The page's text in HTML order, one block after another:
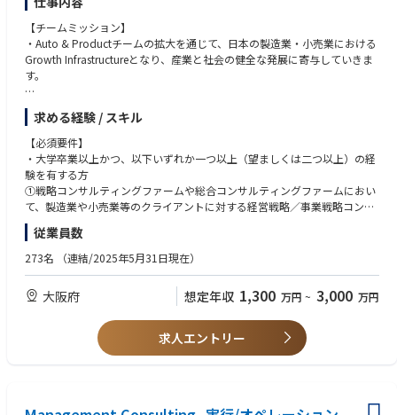
バー）を行う
・その他：リーダシップロールとして、Globe-ingの経営における一定の
役割を担う（入社時～入社後要相談）
【Manager】
･基本的に一つのPJに100%アサインとなり、D/SMupやPJチームメンバー
と連携しながら、現場でのクライアントのカウンターパートとしてPJの推
進や主要成果物の作成を担う
・状況に応じ、提案活動に参加する
コンサルティング案件のご紹介（一例）
・大手素材会社における経営KPI定義と見える化に向けた基幹系刷新
・大手製薬会社におけるデータ駆動型経営に向けた戦略策定/実行支援
・大手美容機器会社における経営KPI定義、経営基盤・基幹系刷新・構築
・自動車部品製造会社におけるデータ駆動型経営の戦略・構想策定及び実
・大手専門商社における利益構造の見える化と経営KPI再設計に向けた基
幹系刷新
・大手自動車部品製造会社における経営管理体系・KPI再設計を通じた事
・大手製造コングロマリットにおける事業経営状況の可視化および経営管
・一緒にFPチームを立ち上げ、成長していく意欲をお持ちの方
・チームワーカーであり、GLBの他チームとのコラボを楽しみながら取り
組める方
・クライアント愛に溢れ、クライアントのために全力投球する方
・Finance Performanceという新しいファンクション・チームの立上げや
拡大に興味がある方
・自身の変化や成長を楽しめる方（Enjoy working）
・知的好奇心・知的タフネスがあり、自発的・積極的に物事を推進／自己
研鑽できる方（Growth mindset）
・将来の事業家・起業家・経営者を目指したい方（人材輩出）
【チームミッション】
・Auto & Productチームの拡大を通じて、日本の製造業・小売業における
Growth Infrastructureとなり、産業と社会の健全な発展に寄与していきま
す。
【仕事内容】
・Auto&Product領域におけるCXO伴走者、産業のGrowth Infrastructure
としての経営戦略／事業戦略コンサルティング全般
- 最上流の戦略策定からその具体化、実行・実装までを実現
- アジェンダに応じて他の専門チームやAI事業本部等と連携して共同PJ体
制を組成
・JI（Joint Initiatve）としてのクライアントとの共同事業
・Thought LeadershipとしてのInsightの発信・動的平衡マネジメントの開
発（オファリング化~PJでの実践~将来の海外輸出）
・セリング：Pupと連携し、新たなオファリングの開発、新規クライアン
・デリバリ：多くの場合、複数のクライアントやPJを同時に持ち、
・チーミング：Partnerに向けて、自身のチーム組成（クライアントとメン
求める経験 / スキル
【必須要件】
・大学卒業以上かつ、以下いずれか一つ以上（望ましくは二つ以上）の経
験を有する方
①戦略コンサルティングファームや総合コンサルティングファームにおい
て、製造業や小売業等のクライアントに対する経営戦略／事業戦略コンサ
ルティング、 M&A、DXやAI活用等のプロジェクトのセールスやデリバリー
経験がある方
②製造業や小売業の事業会社において、経営企画、新規事業、M&A、DXや
③IT大手、SIer、AIスタートアップ等で、大規模システム導入やDX、AI／D
ata活用プロジェクト等の経験がある方
・日本の製造業や小売業の将来に関し危機感や使命感を持ち、自分ゴトと
して志高くクライアントの変革に伴走できる方
・日本語ネイティブレベルの方
従業員数
273名 （連結/2025年5月31日現在）
大阪府 想定年収 1,300 万円 ~ 3,000 万円
求人エントリー